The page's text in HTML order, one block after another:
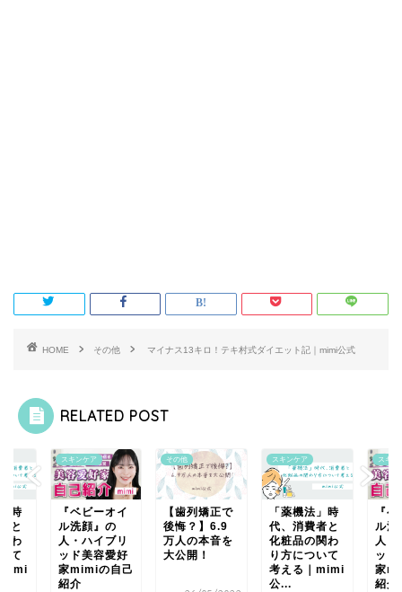
HOME その他 マイナス13キロ！テキ村式ダイエット記｜mimi公式
RELATED POST
イ
リ
好
自己
その他
【歯列矯正で
後悔？】6.9
万人の本音を
大公開！
スキンケア
「薬機法」時
代、消費者と
化粧品の関わ
り方について
スキンケア
『ベビーオイ
ル洗顔』の
人・ハイブリ
ッド美容愛好
家mimiの自己
紹介
その他
【
後悔
万人
大公